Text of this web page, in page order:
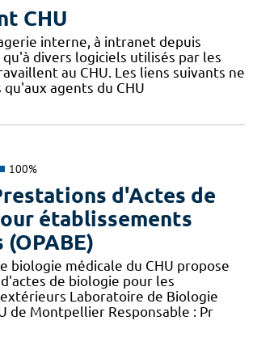
CHU
interne, à intranet depuis
divers logiciels utilisés par les
au CHU. Les liens suivants ne
agents du CHU
100%
d'Actes de
établissements
biologie médicale du CHU propose
de biologie pour les
Laboratoire de Biologie
de Montpellier Responsable : Pr